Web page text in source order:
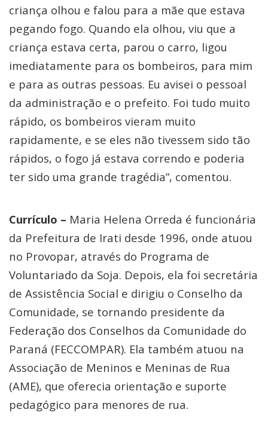
criança olhou e falou para a mãe que estava
pegando fogo. Quando ela olhou, viu que a
criança estava certa, parou o carro, ligou
imediatamente para os bombeiros, para mim
e para as outras pessoas. Eu avisei o pessoal
da administração e o prefeito. Foi tudo muito
rápido, os bombeiros vieram muito
rapidamente, e se eles não tivessem sido tão
rápidos, o fogo já estava correndo e poderia
ter sido uma grande tragédia”, comentou.
Currículo – Maria Helena Orreda é funcionária
da Prefeitura de Irati desde 1996, onde atuou
no Provopar, através do Programa de
Voluntariado da Soja. Depois, ela foi secretária
de Assistência Social e dirigiu o Conselho da
Comunidade, se tornando presidente da
Federação dos Conselhos da Comunidade do
Paraná (FECCOMPAR). Ela também atuou na
Associação de Meninos e Meninas de Rua
(AME), que oferecia orientação e suporte
pedagógico para menores de rua.